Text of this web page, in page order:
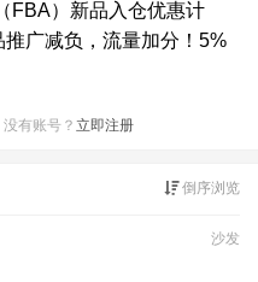
FBA）新品入仓优惠计
广减负，流量加分！5%
有账号？ 立即注册
倒序浏览
沙发